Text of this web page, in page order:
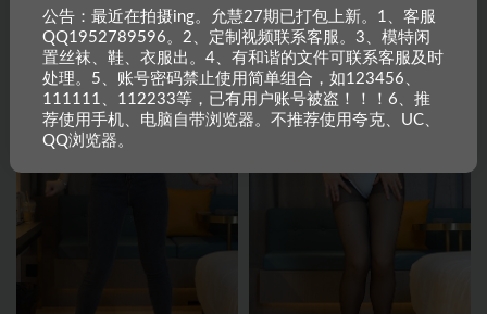
公告：最近在拍摄ing。允慧27期已打包上新。1、客服
QQ1952789596。2、定制视频联系客服。3、模特闲
置丝袜、鞋、衣服出。4、有和谐的文件可联系客服及时
处理。5、账号密码禁止使用简单组合，如123456、
111111、112233等，已有用户账号被盗！！！6、推
荐使用手机、电脑自带浏览器。不推荐使用夸克、UC、
QQ浏览器。